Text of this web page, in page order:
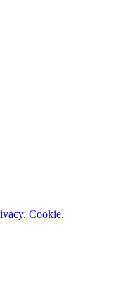
. Cookie.